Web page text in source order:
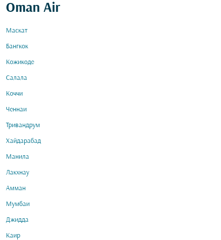
Oman Air
Маскат
Бангкок
Кожикоде
Салала
Коччи
Ченнаи
Тривандрум
Хайдарабад
Манила
Лакхнау
Амман
Мумбаи
Джидда
Каир